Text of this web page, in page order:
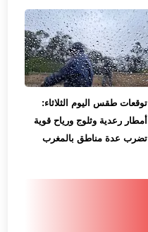
توقعات طقس اليوم الثلاثاء:
أمطار رعدية وثلوج ورياح قوية
تضرب عدة مناطق بالمغرب